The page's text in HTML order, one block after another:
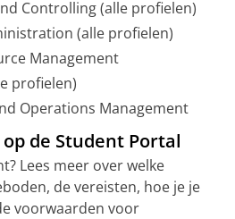
Controlling (alle profielen)
(alle profielen)
Management
profielen)
Operations Management
de Student Portal
Lees meer over welke
de vereisten, hoe je je
voorwaarden voor